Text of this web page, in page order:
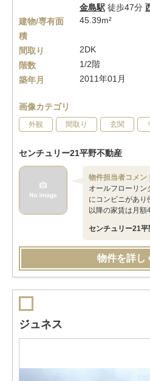
金島駅 徒歩47分
建物/専有面
積
45.39m²
間取り
2DK
階数
1/2階
築年月
2011年01月
画像カテゴリ
外観 間取り 玄関
センチュリー21平野不動産
物件担当者コメン
オールフローリ
にコンビニがあ
以降の家賃は月額
センチュリー21平
物件を詳し
ジュネス